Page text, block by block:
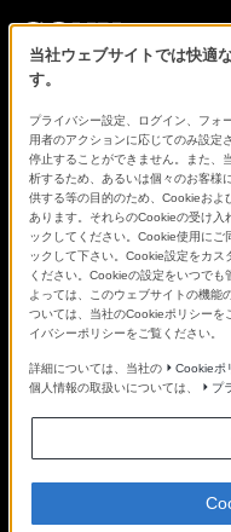
掲載されている商品は既に
当社ウェブサイトでは快適
す。
プライバシー設定、ログイン、フォ
用者のアクションに応じてのみ設定
停止することができません。また、
析するため、あるいは個々のお客様
供する等の目的のため、Cookieおよ
あります。それらのCookieの受け入
ックしてください。Cookie使用にご
ックして下さい。Cookie設定をカ
ください。Cookieの設定をいつで
よっては、このウェブサイトの機能
ついては、当社のCookieポリシーを
イバシーポリシーをご覧ください。
詳細については、当社の Cookieポ
個人情報の取扱いについては、
プ